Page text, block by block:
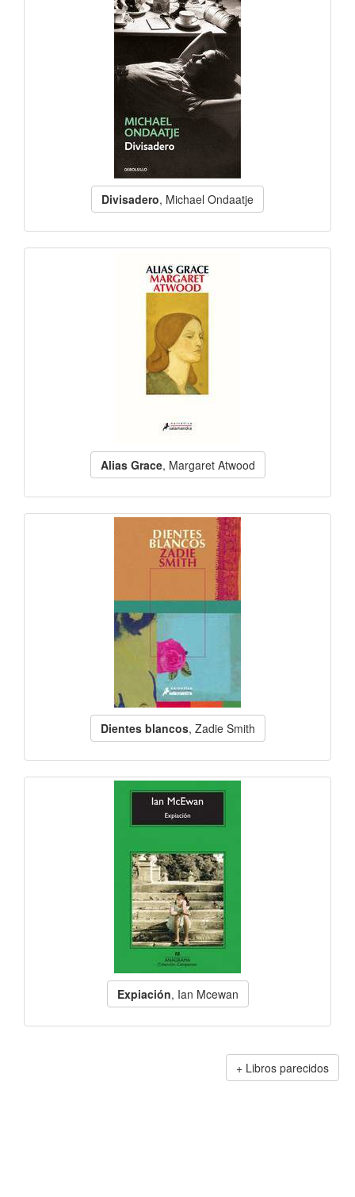
Divisadero, Michael Ondaatje
Alias Grace, Margaret Atwood
Dientes blancos, Zadie Smith
Expiación, Ian Mcewan
Libros parecidos